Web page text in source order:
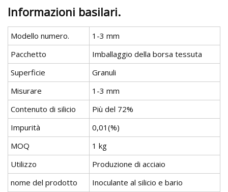
Informazioni basilari.
Modello numero.
1-3 mm
Pacchetto
Imballaggio della borsa tessuta
Superficie
Granuli
Misurare
1-3 mm
Contenuto di silicio
Più del 72%
Impurità
0,01(%)
MOQ
1 kg
Utilizzo
Produzione di acciaio
nome del prodotto
Inoculante al silicio e bario